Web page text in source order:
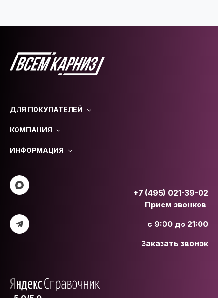
ДЛЯ ПОКУПАТЕЛЕЙ
КОМПАНИЯ
ИНФОРМАЦИЯ
+7 (495) 021-39-02
Прием звонков
с 9:00 до 21:00
Заказать звонок